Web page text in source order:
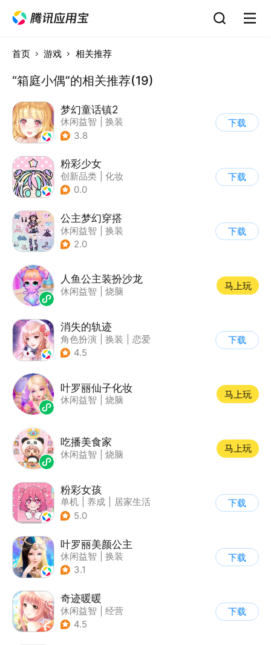
首页 游戏 相关推荐
“箱庭小偶”的相关推荐(19)
梦幻童话镇2
休闲益智
换装
| 女性向
3.8
下载
粉彩少女
创新品类
化妆
| 女性向
0.0
下载
公主梦幻穿搭
休闲益智
换装
| 女性向
2.0
下载
人鱼公主装扮沙龙
休闲益智 烧脑
马上玩
消失的轨迹
角色扮演 换装
恋爱
| 乙女
4.5
下载
叶罗丽仙子化妆
休闲益智 烧脑
马上玩
吃播美食家
休闲益智 烧脑
马上玩
粉彩女孩
单机 养成
居家生活
| 女性向
5.0
下载
叶罗丽美颜公主
休闲益智
换装
| 动漫改编
3.1
下载
奇迹暖暖
休闲益智
经营
| 美少女
4.5
下载